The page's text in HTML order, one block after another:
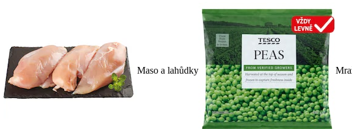
Maso a lahůdky